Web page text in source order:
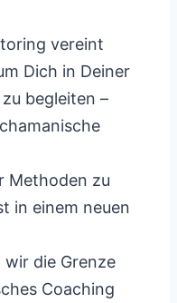
vereint
Dich in Deiner
begleiten –
Methoden zu
in einem neuen
wir die Grenze
Coaching